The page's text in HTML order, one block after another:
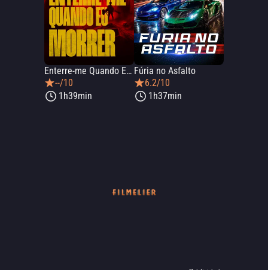
Enterre-me Quando Eu Morrer
--/10
1h39min
Fúria no Asfalto
6.2/10
1h37min